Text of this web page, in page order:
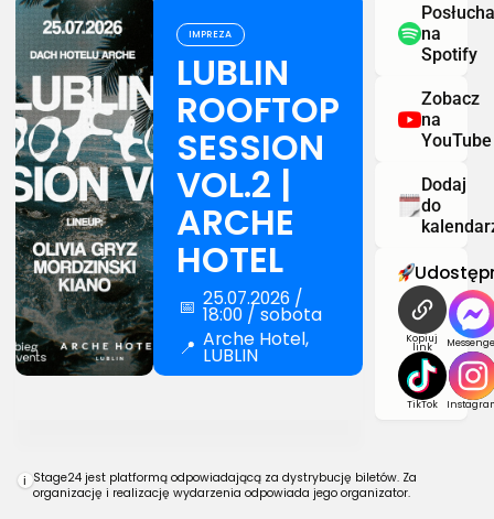
IMPREZA
LUBLIN
ROOFTOP
SESSION
VOL.2 |
ARCHE
HOTEL
📅 25.07.2026 /
18:00 / sobota
📍 Arche Hotel,
LUBLIN
na
Spotify
Zobacz
na
YouTube
Dodaj
do
Kopiuj
link
TikTok
i Stage24 jest platformą odpowiadającą za dystrybucję biletów. Za
organizację i realizację wydarzenia odpowiada jego organizator.